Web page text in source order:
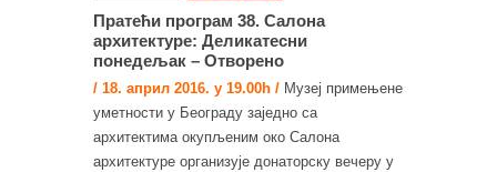
Пратећи програм 38. Салона
архитектуре: Деликатесни
понедељак – Отворено
/ 18. април 2016. у 19.00h / Музеј примењене
уметности у Београду заједно са
архитектима окупљеним око Салона
архитектуре организује донаторску вечеру у